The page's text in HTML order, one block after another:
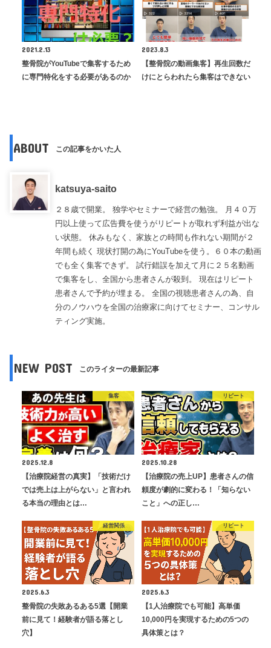
2021.2.13
整骨院がYouTubeで集客するため
に専門特化をする必要があるのか
2023.8.3
【整骨院の動画集客】再生回数だ
けにとらわれたら集客はできない
ABOUT この記事をかいた人
katsuya-saito
２８歳で開業。 独学やセミナーで経営の勉強。 月４０万
円以上使って広告費を使うがリピートが取れず利益が出な
い状態。 休みもなく、家族との時間も作れない期間が２
年間も続く 現状打開の為にYouTubeを使う。６０本の動画
でも全く集客できず。 試行錯誤を加えて月に２５名動画
で集客をし、全国から患者さんが殺到。 現在はリピート
患者さんで予約が埋まる。 全国の視聴患者さんの為、自
分のノウハウを全国の治療家に向けてセミナー、コンサル
ティング実施。
NEW POST このライターの最新記事
集客
2025.12.8
【治療院経営の真実】「技術だけ
では売上は上がらない」と言われ
る本当の理由とは…
リピート
2025.10.28
【治療院の売上UP】患者さんの信
頼度が劇的に変わる！「知らない
こと」への正し…
経営関係
2025.6.3
整骨院の失敗あるある5選【開業
前に見て！経験者が語る落とし
穴】
リピート
2025.6.3
【1人治療院でも可能】高単価
10,000円を実現するための5つの
具体策とは？